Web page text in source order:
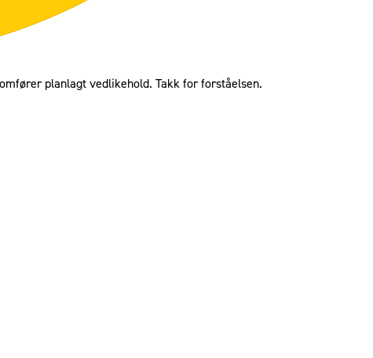
planlagt vedlikehold. Takk for forståelsen.